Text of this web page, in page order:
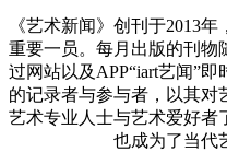
《艺术新闻》创刊于2013
重要一员。每月出版的刊物
过网站以及APP“iart艺闻”
的记录者与参与者，以其对
艺术专业人士与艺术爱好者
也成为了当代